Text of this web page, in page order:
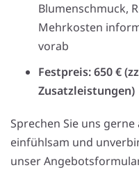
Blumenschmuck,
Mehrkosten
vorab
Festpreis: 650 €
Zusatzleistungen)
Sprechen Sie uns
einfühlsam und
unser